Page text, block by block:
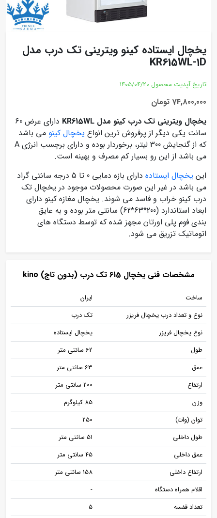
یخچال ایستاده کینو ویترینی تک درب مدل
KR615WL-1D
تاریخ آپدیت محصول 1405/04/20
74,800,000 تومان
یخچال ویترینی تک درب کینو مدل KR615WL
دارای عرض 60
سانت یکی دیگر از پرفروش ترین انواع یخچال کینو می باشد
که از گنجایش 300 لیتر، برخوردار بوده و دارای برچسب انرژی A
می باشد از این رو بسیار کم مصرف و بهینه است.
این یخچال ایستاده
دارای بازه دمایی 0 تا 5 درجه سانتی گراد
می باشد در غیر این صورت محصولات موجود در یخچال تک
درب کینو خراب و فاسد می شوند. یخچال مغازه کینو دارای
ابعاد استاندارد (200*63*62) سانتی متر بوده و به عایق
بندی فوم پلی اورتان مجهز شده که توسط دستگاه های
اتوماتیک تزریق می شود.
مشخصات فنی يخچال 615 تک درب (بدون تاج) kino
ساخت
ایران
نوع و تعداد درب یخچال فریزر
تک درب
نوع یخچال فریزر
یخچال ایستاده
طول
62 سانتی متر
عمق
63 سانتی متر
ارتفاع
200 سانتی متر
وزن
85 کیلوگرم
توان (وات)
250
طول داخلی
51 سانتی متر
عمق داخلی
45 سانتی متر
ارتفاع داخلی
158 سانتی متر
اقلام همراه دستگاه
-
تعداد قفسه
5